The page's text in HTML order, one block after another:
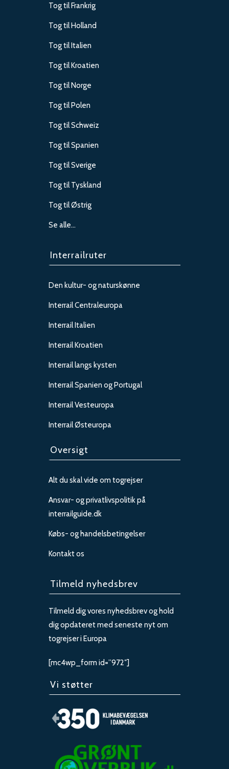
Tog til Frankrig
Tog til Holland
Tog til Italien
Tog til Kroatien
Tog til Norge
Tog til Polen
Tog til Schweiz
Tog til Spanien
Tog til Sverige
Tog til Tyskland
Tog til Østrig
Se alle…
Interrailruter
Den kultur- og naturskønne
Interrail Centraleuropa
Interrail Italien
Interrail Kroatien
Interrail langs kysten
Interrail Spanien og Portugal
Interrail Vesteuropa
Interrail Østeuropa
Oversigt
Alt du skal vide om togrejser
Ansvar- og privatlivspolitik på
interrailguide.dk
Købs- og handelsbetingelser
Kontakt os
Tilmeld nyhedsbrev
Tilmeld dig vores nyhedsbrev og hold
dig opdateret med seneste nyt om
togrejser i Europa
[mc4wp_form id=”972″]
Vi støtter